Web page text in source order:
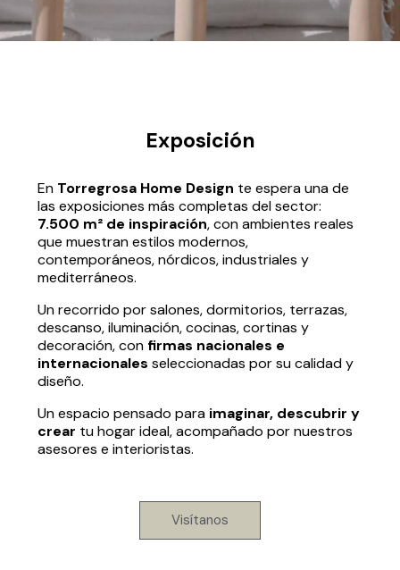
Exposición
En Torregrosa Home Design te espera una de
las exposiciones más completas del sector:
7.500 m² de inspiración, con ambientes reales
que muestran estilos modernos,
contemporáneos, nórdicos, industriales y
mediterráneos.
Un recorrido por salones, dormitorios, terrazas,
descanso, iluminación, cocinas, cortinas y
decoración, con firmas nacionales e
internacionales seleccionadas por su calidad y
diseño.
Un espacio pensado para imaginar, descubrir y
crear tu hogar ideal, acompañado por nuestros
asesores e interioristas.
Visítanos